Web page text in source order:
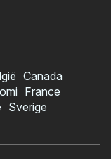
Canada
France
Sverige